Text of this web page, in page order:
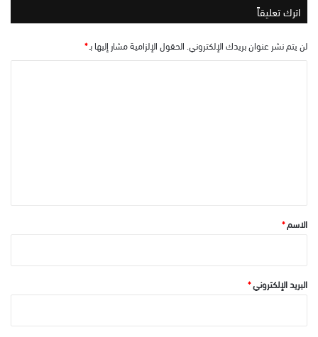
اترك تعليقاً
لن يتم نشر عنوان بريدك الإلكتروني. الحقول الإلزامية مشار إليها بـ*
*الاسم*
البريد الإلكتروني*